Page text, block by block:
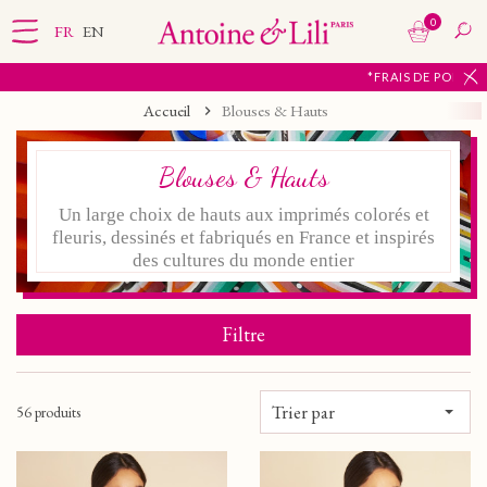
*FRAIS DE PORT OFFERTS À PARTIR DE 65€
FR EN 0
Accueil Blouses & Hauts
Blouses & Hauts
Un large choix de hauts aux imprimés colorés et
fleuris, dessinés et fabriqués en France et inspirés
des cultures du monde entier
Filtre
56 produits Trier par